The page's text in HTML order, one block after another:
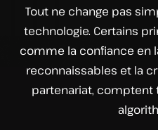
Tout ne change pas
technologie. Certains
comme la confiance en
reconnaissables et la
partenariat, comptent